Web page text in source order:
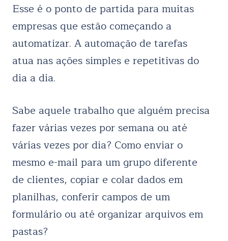
Esse é o ponto de partida para muitas
empresas que estão começando a
automatizar. A automação de tarefas
atua nas ações simples e repetitivas do
dia a dia.
Sabe aquele trabalho que alguém precisa
fazer várias vezes por semana ou até
várias vezes por dia? Como enviar o
mesmo e-mail para um grupo diferente
de clientes, copiar e colar dados em
planilhas, conferir campos de um
formulário ou até organizar arquivos em
pastas?